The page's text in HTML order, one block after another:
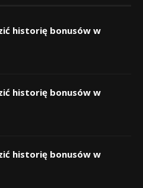
historię bonusów w
historię bonusów w
historię bonusów w